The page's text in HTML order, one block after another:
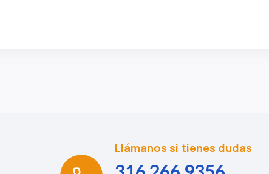
Llámanos si tienes dudas